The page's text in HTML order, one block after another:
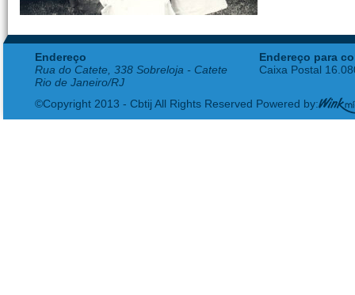
Endereço
Rua do Catete, 338 Sobreloja - Catete
Rio de Janeiro/RJ
Endereço para
Caixa Postal
©Copyright 2013 - Cbtij All Rights Reserved Powered by: